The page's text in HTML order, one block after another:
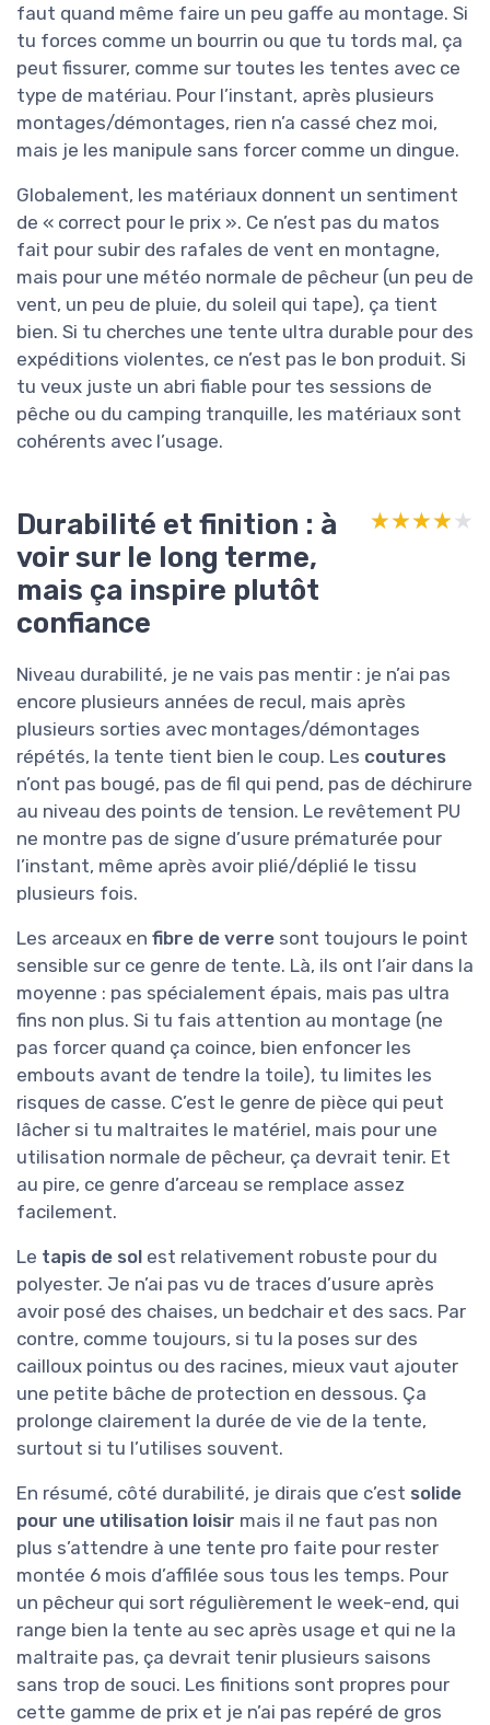
faut quand même faire un peu gaffe au montage. Si
tu forces comme un bourrin ou que tu tords mal, ça
peut fissurer, comme sur toutes les tentes avec ce
type de matériau. Pour l’instant, après plusieurs
montages/démontages, rien n’a cassé chez moi,
mais je les manipule sans forcer comme un dingue.
Globalement, les matériaux donnent un sentiment
de « correct pour le prix ». Ce n’est pas du matos
fait pour subir des rafales de vent en montagne,
mais pour une météo normale de pêcheur (un peu de
vent, un peu de pluie, du soleil qui tape), ça tient
bien. Si tu cherches une tente ultra durable pour des
expéditions violentes, ce n’est pas le bon produit. Si
tu veux juste un abri fiable pour tes sessions de
pêche ou du camping tranquille, les matériaux sont
cohérents avec l’usage.
Durabilité et finition : à
voir sur le long terme,
mais ça inspire plutôt
confiance
★★★★★
★★★★★
Niveau durabilité, je ne vais pas mentir : je n’ai pas
encore plusieurs années de recul, mais après
plusieurs sorties avec montages/démontages
répétés, la tente tient bien le coup. Les coutures
n’ont pas bougé, pas de fil qui pend, pas de déchirure
au niveau des points de tension. Le revêtement PU
ne montre pas de signe d’usure prématurée pour
l’instant, même après avoir plié/déplié le tissu
plusieurs fois.
Les arceaux en fibre de verre sont toujours le point
sensible sur ce genre de tente. Là, ils ont l’air dans la
moyenne : pas spécialement épais, mais pas ultra
fins non plus. Si tu fais attention au montage (ne
pas forcer quand ça coince, bien enfoncer les
embouts avant de tendre la toile), tu limites les
risques de casse. C’est le genre de pièce qui peut
lâcher si tu maltraites le matériel, mais pour une
utilisation normale de pêcheur, ça devrait tenir. Et
au pire, ce genre d’arceau se remplace assez
facilement.
Le tapis de sol est relativement robuste pour du
polyester. Je n’ai pas vu de traces d’usure après
avoir posé des chaises, un bedchair et des sacs. Par
contre, comme toujours, si tu la poses sur des
cailloux pointus ou des racines, mieux vaut ajouter
une petite bâche de protection en dessous. Ça
prolonge clairement la durée de vie de la tente,
surtout si tu l’utilises souvent.
En résumé, côté durabilité, je dirais que c’est solide
pour une utilisation loisir mais il ne faut pas non
plus s’attendre à une tente pro faite pour rester
montée 6 mois d’affilée sous tous les temps. Pour
un pêcheur qui sort régulièrement le week-end, qui
range bien la tente au sec après usage et qui ne la
maltraite pas, ça devrait tenir plusieurs saisons
sans trop de souci. Les finitions sont propres pour
cette gamme de prix et je n’ai pas repéré de gros